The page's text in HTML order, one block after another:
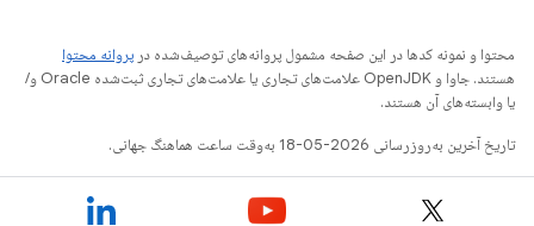
محتوا و نمونه کدها در این صفحه مشمول پروانه‌های توصیف‌شده در پروانه محتوا
هستند. جاوا و OpenJDK علامت‌های تجاری یا علامت‌های تجاری ثبت‌شده Oracle و/
یا وابسته‌های آن هستند.
تاریخ آخرین به‌روزرسانی 2026-05-18 به‌وقت ساعت هماهنگ جهانی.